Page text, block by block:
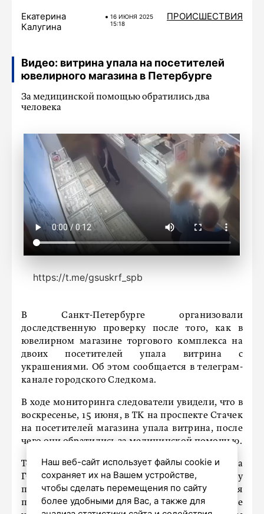
Екатерина
Калугина
16 ИЮНЯ 2025
15:18
ПРОИСШЕСТВИЯ
Видео: витрина упала на посетителей
ювелирного магазина в Петербурге
За медицинской помощью обратились два
человека
https://t.me/gsuskrf_spb
В Санкт-Петербурге организовали
доследственную проверку после того, как в
ювелирном магазине торгового комплекса на
двоих посетителей упала витрина с
украшениями. Об этом сообщается в телеграм-
канале городского Следкома.
В ходе мониторинга следователи увидели, что в
воскресенье, 15 июня, в ТК на проспекте Стачек
на посетителей магазина упала витрина, после
чего они обратились за медицинской помощью.
Теперь следственный отдел Кировского района
ГСУ СК России по городу Санкт-Петербургу
проводит мероприятия для выявления
признаков преступления по статье «Оказание
Наш веб-сайт использует файлы cookie и
сохраняет их на Вашем устройстве,
чтобы сделать перемещения по сайту
более удобными для Вас, а также для